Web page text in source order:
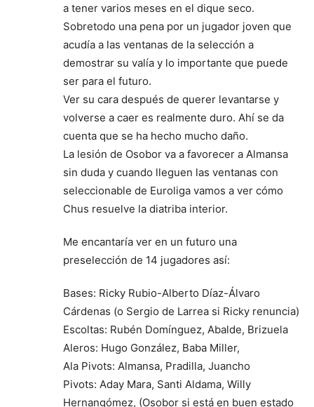
a tener varios meses en el dique seco.
Sobretodo una pena por un jugador joven que
acudía a las ventanas de la selección a
demostrar su valía y lo importante que puede
ser para el futuro.
Ver su cara después de querer levantarse y
volverse a caer es realmente duro. Ahí se da
cuenta que se ha hecho mucho daño.
La lesión de Osobor va a favorecer a Almansa
sin duda y cuando lleguen las ventanas con
seleccionable de Euroliga vamos a ver cómo
Chus resuelve la diatriba interior.
Me encantaría ver en un futuro una
preselección de 14 jugadores así:
Bases: Ricky Rubio-Alberto Díaz-Álvaro
Cárdenas (o Sergio de Larrea si Ricky renuncia)
Escoltas: Rubén Domínguez, Abalde, Brizuela
Aleros: Hugo González, Baba Miller,
Ala Pivots: Almansa, Pradilla, Juancho
Pivots: Aday Mara, Santi Aldama, Willy
Hernangómez, (Osobor si está en buen estado